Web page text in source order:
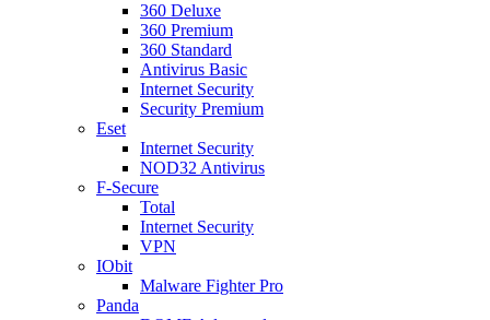
360 Deluxe
360 Premium
360 Standard
Antivirus Basic
Internet Security
Security Premium
Eset
Internet Security
NOD32 Antivirus
F-Secure
Total
Internet Security
VPN
IObit
Malware Fighter Pro
Panda